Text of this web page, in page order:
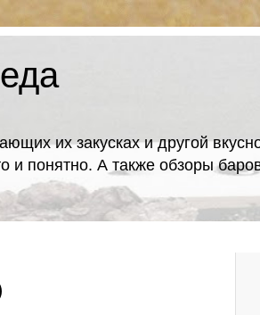
их закусках и другой
и понятно. А также обзоры